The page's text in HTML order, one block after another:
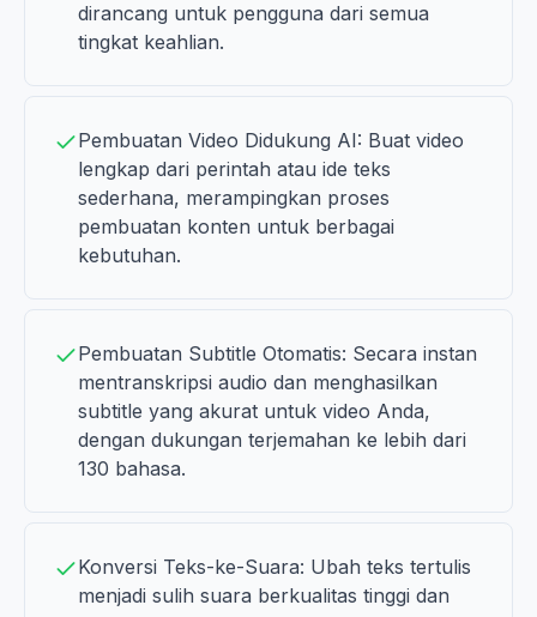
dirancang untuk pengguna dari semua
tingkat keahlian.
Pembuatan Video Didukung AI: Buat video
lengkap dari perintah atau ide teks
sederhana, merampingkan proses
pembuatan konten untuk berbagai
kebutuhan.
Pembuatan Subtitle Otomatis: Secara instan
mentranskripsi audio dan menghasilkan
subtitle yang akurat untuk video Anda,
dengan dukungan terjemahan ke lebih dari
130 bahasa.
Konversi Teks-ke-Suara: Ubah teks tertulis
menjadi sulih suara berkualitas tinggi dan